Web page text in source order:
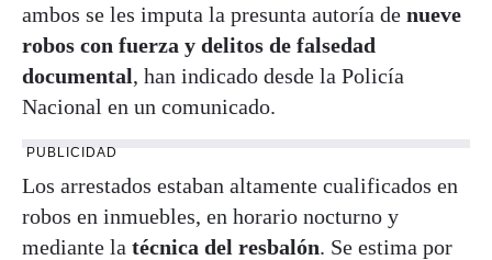
ambos se les imputa la presunta autoría de nueve
robos con fuerza y delitos de falsedad
documental, han indicado desde la Policía
Nacional en un comunicado.
PUBLICIDAD
Los arrestados estaban altamente cualificados en
robos en inmuebles, en horario nocturno y
mediante la técnica del resbalón. Se estima por